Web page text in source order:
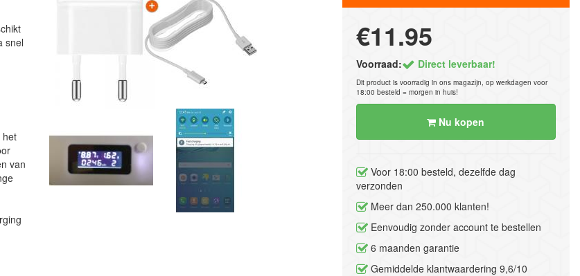
€11.95
Voorraad: Direct leverbaar!
Dit product is voorradig in ons magazijn, op werkdagen voor
18:00 besteld = morgen in huis!
Nu kopen
Voor 18:00 besteld, dezelfde dag
verzonden
Meer dan 250.000 klanten!
Eenvoudig zonder account te bestellen
6 maanden garantie
Gemiddelde klantwaardering 9,6/10
snel
het
van